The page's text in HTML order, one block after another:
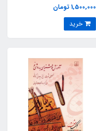
1,500,000 تومان